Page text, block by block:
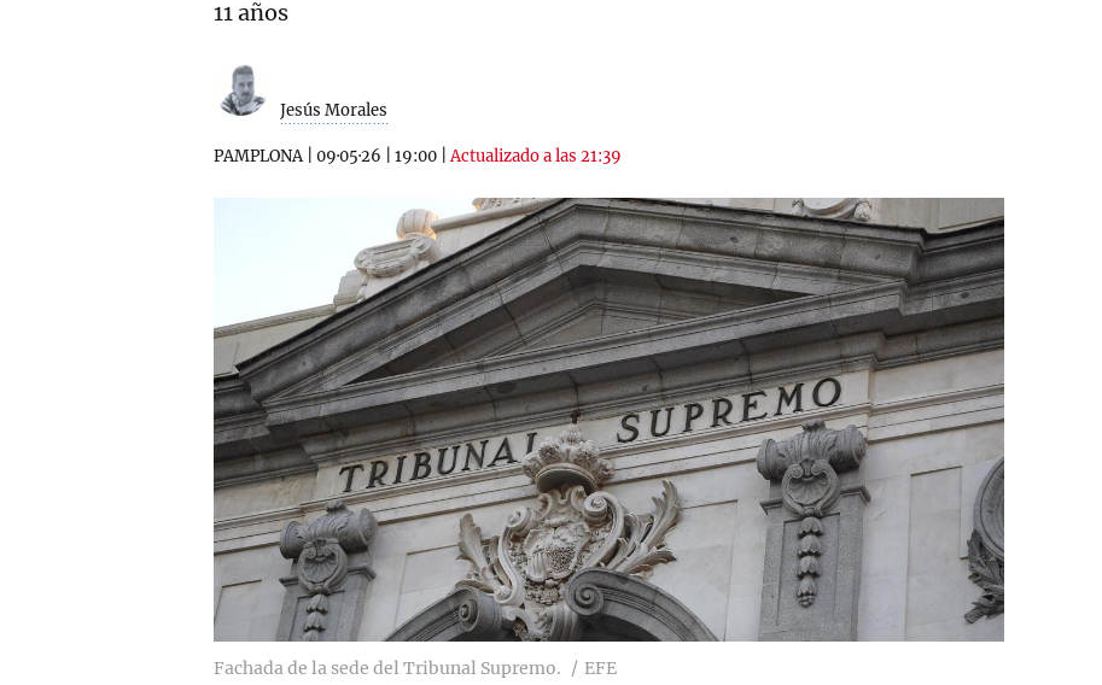
11 años
Jesús Morales
PAMPLONA| 09·05·26 19:00 |Actualizado a las 21:39
Fachada de la sede del Tribunal Supremo. EFE